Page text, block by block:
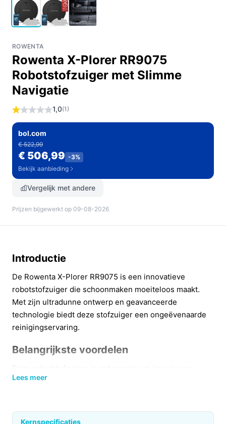
ROWENTA
Rowenta X-Plorer RR9075
Robotstofzuiger met Slimme
Navigatie
1,0(1)
bol.com
€ 522,99
€ 506,99 -3%
Bekijk aanbieding
Vergelijk met andere
Prijzen bijgewerkt op 09-08-2026
Introductie
De Rowenta X-Plorer RR9075 is een innovatieve
robotstofzuiger die schoonmaken moeiteloos maakt.
Met zijn ultradunne ontwerp en geavanceerde
technologie biedt deze stofzuiger een ongeëvenaarde
reinigingservaring.
Belangrijkste voordelen
makkelijker te maken. Hier zijn enkele van de
Ultradunne constructie: Met een hoogte van
Lees meer
Kernspecificaties